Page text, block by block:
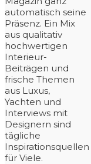
automatisch seine
Präsenz. Ein Mix
aus qualitativ
hochwertigen
Interieur-
Beiträgen und
frische Themen
aus Luxus,
Yachten und
Interviews mit
Designern sind
tägliche
Inspirationsquellen
für Viele.